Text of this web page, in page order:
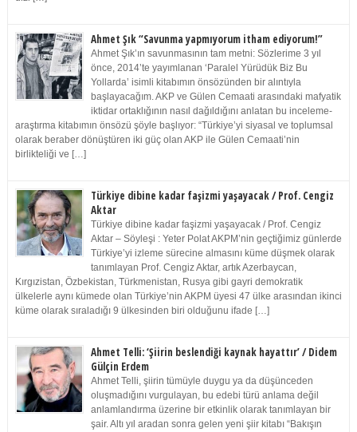
Ahmet Şık “Savunma yapmıyorum itham ediyorum!”
Ahmet Şık’ın savunmasının tam metni: Sözlerime 3 yıl
önce, 2014’te yayımlanan ‘Paralel Yürüdük Biz Bu
Yollarda’ isimli kitabımın önsözünden bir alıntıyla
başlayacağım. AKP ve Gülen Cemaati arasındaki mafyatik
iktidar ortaklığının nasıl dağıldığını anlatan bu inceleme-
araştırma kitabımın önsözü şöyle başlıyor: “Türkiye’yi siyasal ve toplumsal
olarak beraber dönüştüren iki güç olan AKP ile Gülen Cemaati’nin
birlikteliği ve […]
Türkiye dibine kadar faşizmi yaşayacak / Prof. Cengiz
Aktar
Türkiye dibine kadar faşizmi yaşayacak / Prof. Cengiz
Aktar – Söyleşi : Yeter Polat AKPM’nin geçtiğimiz günlerde
Türkiye’yi izleme sürecine almasını küme düşmek olarak
tanımlayan Prof. Cengiz Aktar, artık Azerbaycan,
Kırgızistan, Özbekistan, Türkmenistan, Rusya gibi gayri demokratik
ülkelerle aynı kümede olan Türkiye’nin AKPM üyesi 47 ülke arasından ikinci
küme olarak sıraladığı 9 ülkesinden biri olduğunu ifade […]
Ahmet Telli: ‘Şiirin beslendiği kaynak hayattır’ / Didem
Gülçin Erdem
Ahmet Telli, şiirin tümüyle duygu ya da düşünceden
oluşmadığını vurgulayan, bu edebi türü anlama değil
anlamlandırma üzerine bir etkinlik olarak tanımlayan bir
şair. Altı yıl aradan sonra gelen yeni şiir kitabı “Bakışın